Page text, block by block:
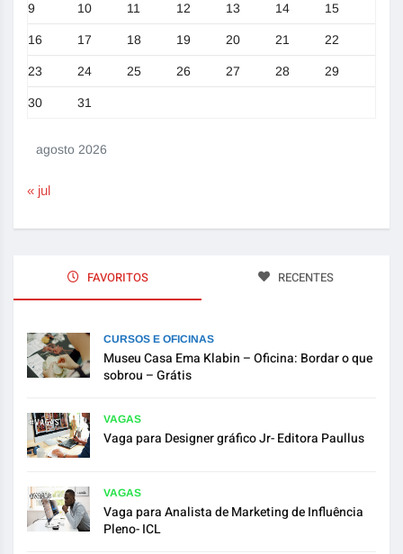
agosto 2026
9 10 11 12 13 14 15
16 17 18 19 20 21 22
23 24 25 26 27 28 29
30 31
« jul
FAVORITOS RECENTES
CURSOS E OFICINAS
Museu Casa Ema Klabin – Oficina: Bordar o que
sobrou – Grátis
VAGAS
Vaga para Designer gráfico Jr- Editora Paullus
VAGAS
Vaga para Analista de Marketing de Influência
Pleno- ICL